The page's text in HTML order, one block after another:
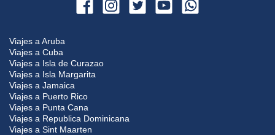
Viajes a Aruba
Viajes a Cuba
Viajes a Isla de Curazao
Viajes a Isla Margarita
Viajes a Jamaica
Viajes a Puerto Rico
Viajes a Punta Cana
Viajes a Republica Dominicana
Viajes a Sint Maarten